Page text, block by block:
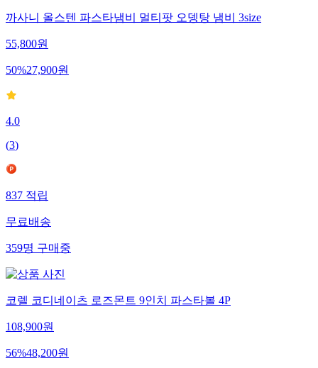
까사니 올스텐 파스타냄비 멀티팟 오뎅탕 냄비 3size
55,800원
50%27,900원
4.0
(3)
837적립
무료배송
359명구매중
코렐 코디네이츠 로즈몬트 9인치 파스타볼 4P
108,900원
56%48,200원